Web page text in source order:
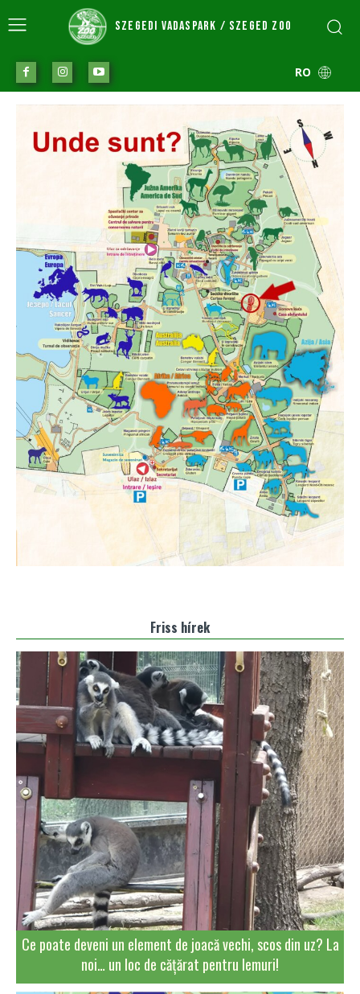
SZEGEDI VADASPARK / SZEGED ZOO
RO
Friss hírek
Ce poate deveni un element de joacă vechi, scos din uz? La
noi… un loc de cățărat pentru lemuri!